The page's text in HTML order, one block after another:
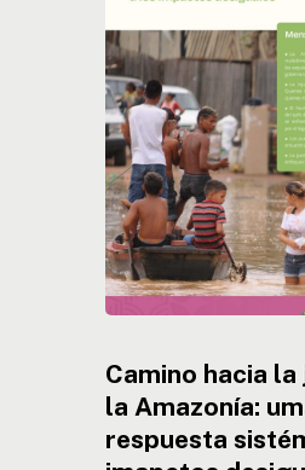
la
Amazonía:
uma
respuesta
sistémica
a
los
imapctos
desiguales
Camino hacia
la Amazonía:
respuesta